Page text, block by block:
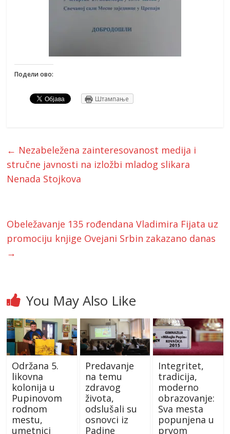
Подели ово:
Штампање
← Nezabeležena zainteresovanost medija i
stručne javnosti na izložbi mladog slikara
Nenada Stojkova
Obeležavanje 135 rođendana Vladimira Fijata uz
promociju knjige Ovejani Srbin zakazano danas
→
You May Also Like
Održana 5.
likovna
kolonija u
Pupinovom
rodnom
mestu,
umetnici
Predavanje
na temu
zdravog
života,
odslušali su
osnovci iz
Padine
Integritet,
tradicija,
moderno
obrazovanje:
Sva mesta
popunjena u
prvom